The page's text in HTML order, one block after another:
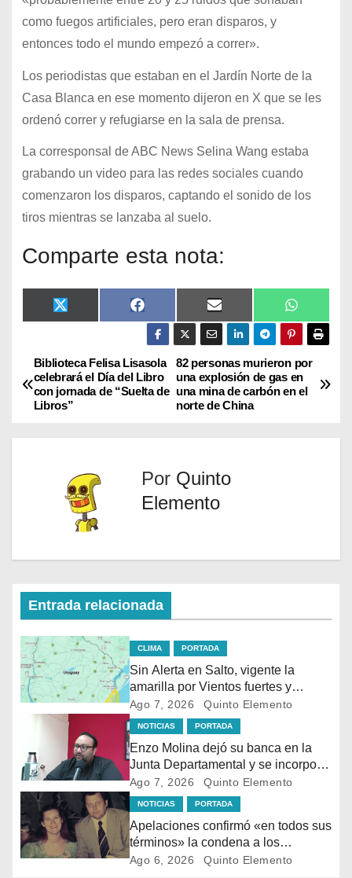
como fuegos artificiales, pero eran disparos, y
entonces todo el mundo empezó a correr».
Los periodistas que estaban en el Jardín Norte de la
Casa Blanca en ese momento dijeron en X que se les
ordenó correr y refugiarse en la sala de prensa.
La corresponsal de ABC News Selina Wang estaba
grabando un video para las redes sociales cuando
comenzaron los disparos, captando el sonido de los
tiros mientras se lanzaba al suelo.
Comparte esta nota:
X
(
i
t
t
e
r
F
a
e
b
o
o
k
E
m
i
l
W
h
t
s
A
p
p
82 personas murieron por
una explosión de gas en
una mina de carbón en el
norte de China
Biblioteca Felisa Lisasola
celebrará el Día del Libro
con jornada de “Suelta de
Libros”
Por Quinto
Elemento
Entrada relacionada
CLIMA PORTADA
Sin Alerta en Salto, vigente la
amarilla por Vientos fuertes y
persistentes en el sur
Ago 7, 2026 Quinto Elemento
NOTICIAS PORTADA
Enzo Molina dejó su banca en la
Junta Departamental y se incorpora
al Ejecutivo de Carlos Albisu
Ago 7, 2026 Quinto Elemento
NOTICIAS PORTADA
Apelaciones confirmó «en todos sus
términos» la condena a los
asesinos de Vladimir Roslik
Ago 6, 2026 Quinto Elemento